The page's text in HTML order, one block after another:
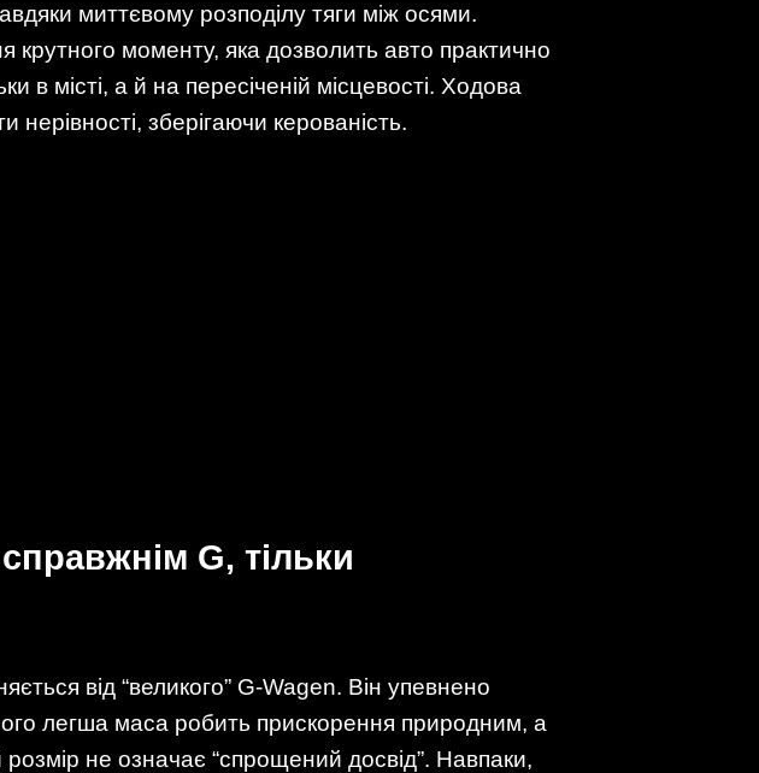
миттєвому розподілу тяги між осями.
крутного моменту, яка дозволить авто практично
в місті, а й на пересіченій місцевості. Ходова
зберігаючи керованість.
G, тільки
від “великого” G-Wagen. Він упевнено
легша маса робить прискорення природним, а
не означає “спрощений досвід”. Навпаки,